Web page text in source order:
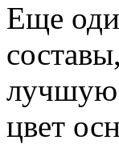
Еще
лучшую
цвет